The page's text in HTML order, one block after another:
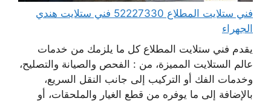
فني ستلايت المطلاع 52227330 فني ستلايت هندي
الجهراء
يقدم فني ستلايت المطلاع كل ما يلزمك من خدمات
عالم الستلايت المميزة، من : الفحص والصيانة والتصليح،
وخدمات الفك أو التركيب إلى جانب النقل السريع،
بالإضافة إلى ما يوفره من قطع الغيار والملحقات، أو